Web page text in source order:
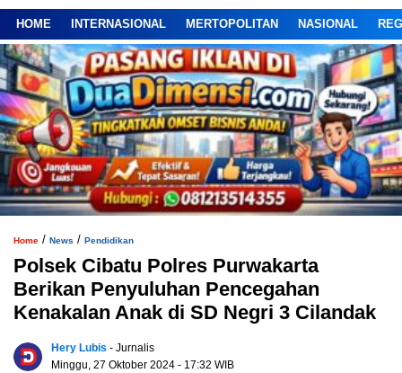
HOME INTERNASIONAL MERTOPOLITAN NASIONAL
Home / News / Pendidikan
Polsek Cibatu Polres Purwakarta
Berikan Penyuluhan Pencegahan
Kenakalan Anak di SD Negri 3 Cilandak
Hery Lubis - Jurnalis
Minggu, 27 Oktober 2024 - 17:32 WIB